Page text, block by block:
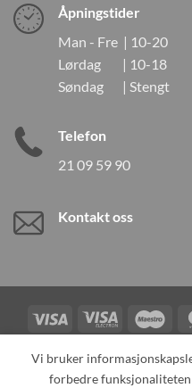
Åpningstider
Man - Fre | 10-20
Lørdag | 10-18
Søndag | Stengt
Telefon
21 09 59 90
Kontakt oss
Visa
Visa
Electron
TILBAKEKALLINGER
Vi bruker
forbedre